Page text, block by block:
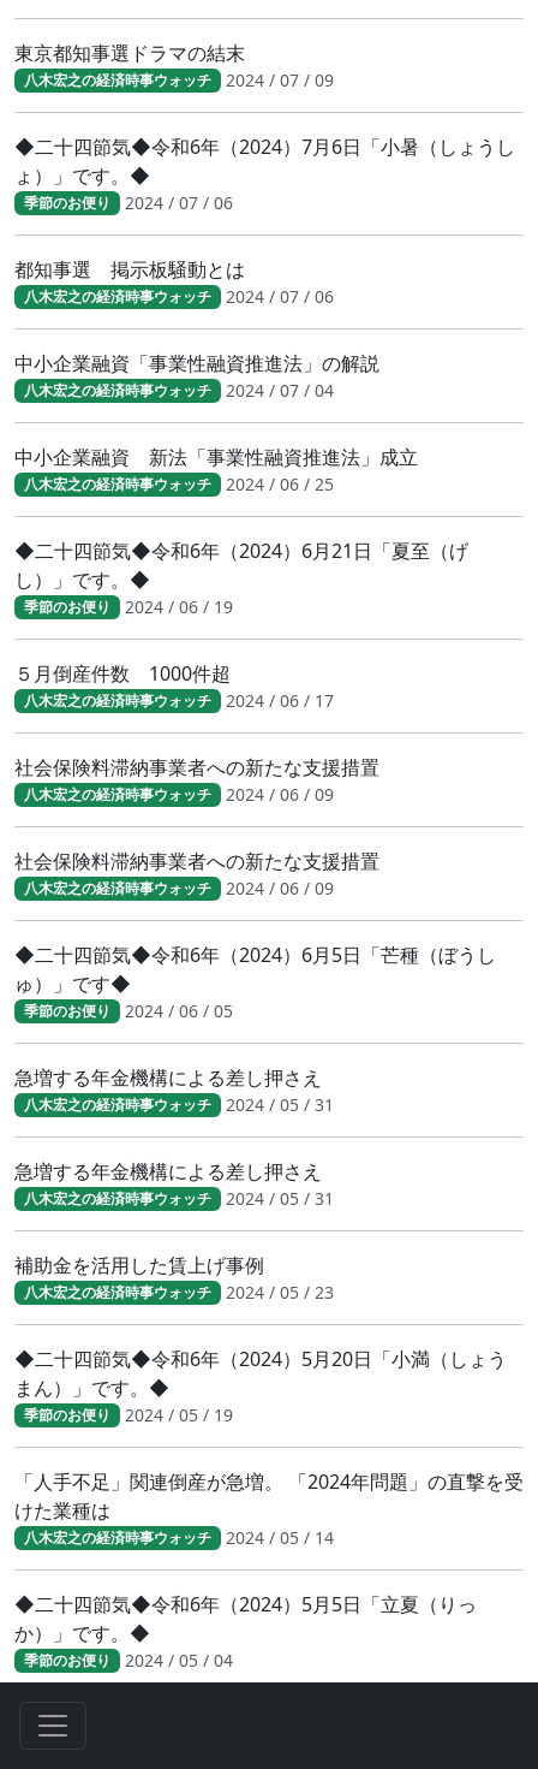
東京都知事選ドラマの結末
八木宏之の経済時事ウォッチ 2024 / 07 / 09
◆二十四節気◆令和6年（2024）7月6日「小暑（しょうし
ょ）」です。◆
季節のお便り 2024 / 07 / 06
都知事選 掲示板騒動とは
八木宏之の経済時事ウォッチ 2024 / 07 / 06
中小企業融資「事業性融資推進法」の解説
八木宏之の経済時事ウォッチ 2024 / 07 / 04
中小企業融資 新法「事業性融資推進法」成立
八木宏之の経済時事ウォッチ 2024 / 06 / 25
◆二十四節気◆令和6年（2024）6月21日「夏至（げ
し）」です。◆
季節のお便り 2024 / 06 / 19
５月倒産件数 1000件超
八木宏之の経済時事ウォッチ 2024 / 06 / 17
社会保険料滞納事業者への新たな支援措置
八木宏之の経済時事ウォッチ 2024 / 06 / 09
社会保険料滞納事業者への新たな支援措置
八木宏之の経済時事ウォッチ 2024 / 06 / 09
◆二十四節気◆令和6年（2024）6月5日「芒種（ぼうし
ゅ）」です◆
季節のお便り 2024 / 06 / 05
急増する年金機構による差し押さえ
八木宏之の経済時事ウォッチ 2024 / 05 / 31
急増する年金機構による差し押さえ
八木宏之の経済時事ウォッチ 2024 / 05 / 31
補助金を活用した賃上げ事例
八木宏之の経済時事ウォッチ 2024 / 05 / 23
◆二十四節気◆令和6年（2024）5月20日「小満（しょう
まん）」です。◆
季節のお便り 2024 / 05 / 19
「人手不足」関連倒産が急増。 「2024年問題」の直撃を受
けた業種は
八木宏之の経済時事ウォッチ 2024 / 05 / 14
◆二十四節気◆令和6年（2024）5月5日「立夏（りっ
か）」です。◆
季節のお便り 2024 / 05 / 04
2024年度 新入社員の特徴とは